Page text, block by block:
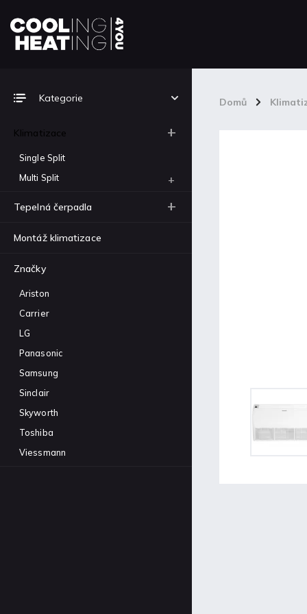
Domů /
Kategorie
Klimatizace
Single Split
Multi Split
Tepelná čerpadla
Montáž klimatizace
Značky
Ariston
Carrier
LG
Panasonic
Samsung
Sinclair
Skyworth
Toshiba
Viessmann
split 42QHB024D8SP +
38 100 Kč
Carrier SensatION™ single
38QHG018D8SP
31 242 Kč
Carrier SensatION™ single
Carrier SensatION™ single
38QHG009D8SP
Toshiba tepelné čerpadlo
195 100 Kč